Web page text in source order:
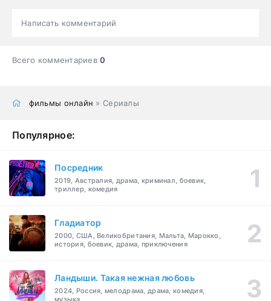
Написать комментарий
Всего комментариев0
фильмы онлайн » Сериалы
Популярное:
Посредник
2019, Австралия, драма, криминал, боевик,
триллер, комедия
Гладиатор
2000, США, Великобритания, Мальта, Марокко,
история, боевик, драма, приключения
Ландыши. Такая нежная любовь
2024, Россия, мелодрама, драма, комедия,